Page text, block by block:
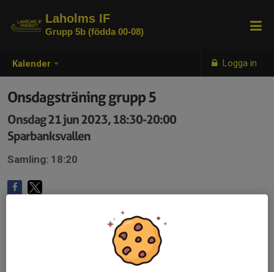
Kalender Logga in
Laholms IF
Grupp 5b (födda 00-08)
Onsdagsträning grupp 5
Onsdag 21 jun 2023, 18:30-20:00
Sparbanksvallen
Samling: 18:20